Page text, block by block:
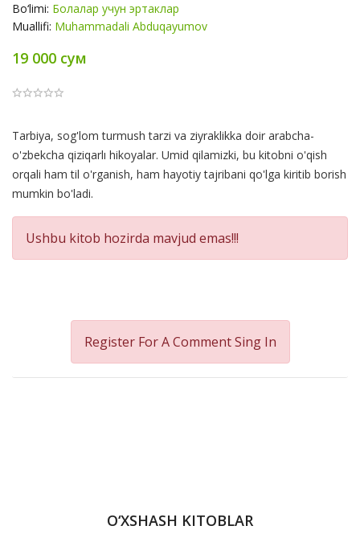
Bo‘limi: Болалар учун эртаклар
Muallifi: Muhammadali Abduqayumov
19 000 сум
Product
Summery
Tarbiya, sog'lom turmush tarzi va ziyraklikka doir arabcha-
o'zbekcha qiziqarlı hikoyalar. Umid qilamizki, bu kitobni o'qish
orqali ham til o'rganish, ham hayotiy tajribani qo'lga kiritib borish
mumkin bo'ladi.
Ushbu kitob hozirda mavjud emas!!!
Register For A CommentSing In
O‘XSHASH KITOBLAR